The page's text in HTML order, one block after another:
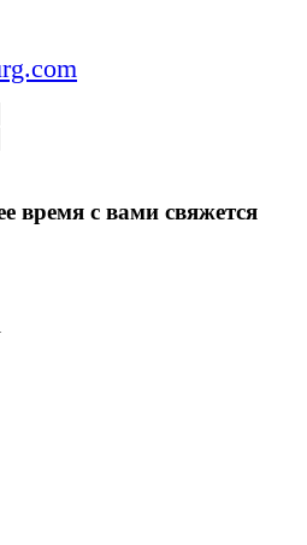
время с вами свяжется